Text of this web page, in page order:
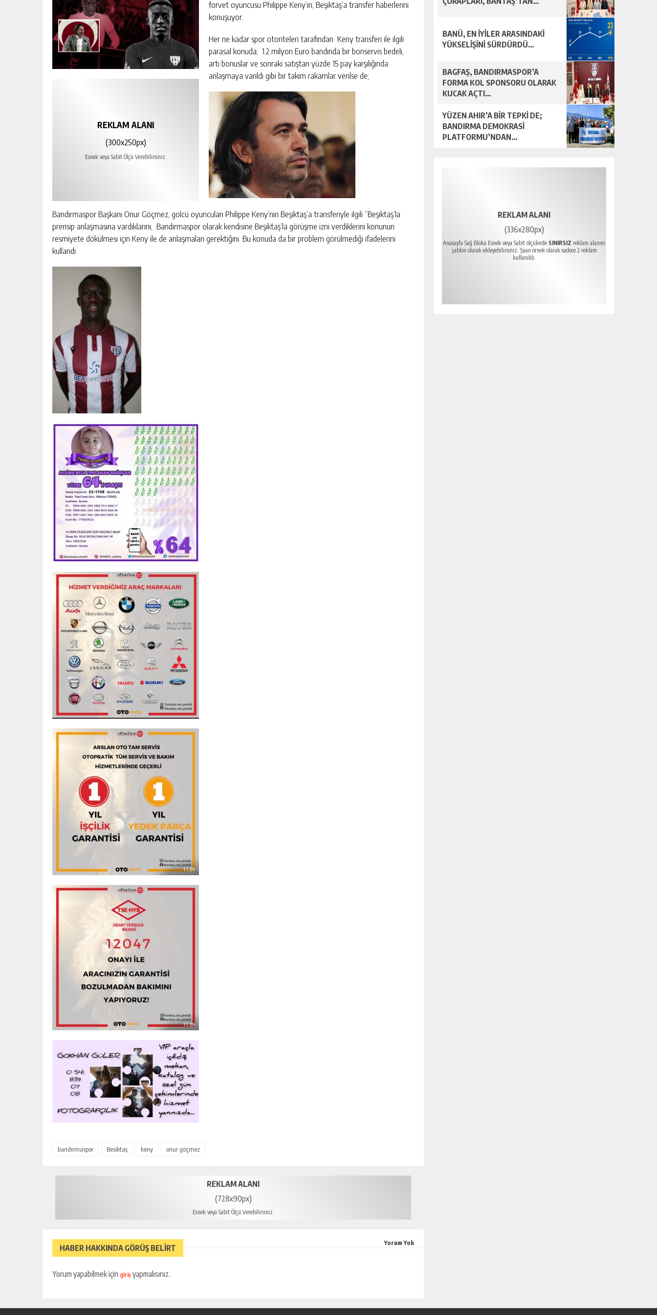
REKLAM ALANI
(300x250px)
Esnek veya Sabit Ölçü Verebilirsiniz.
forvet oyuncusu Philippe Keny’in, Beşiktaş’a transfer haberlerini
konuşuyor.
Her ne kadar spor otoriteleri tarafından Keny transferi ile ilgili
parasal konuda; 1.2 milyon Euro bandında bir bonservis bedeli,
artı bonuslar ve sonraki satıştan yüzde 15 pay karşılığında
anlaşmaya varıldı gibi bir takım rakamlar verilse de;
Bandırmaspor Başkanı Onur Göçmez, golcü oyuncuları Philippe Keny’nin Beşiktaş’a transferiyle ilgili “Beşiktaş’la
prensip anlaşmasına vardıklarını, Bandırmaspor olarak kendisine Beşiktaş’la görüşme izni verdiklerini konunun
resmiyete dökülmesi için Keny ile de anlaşmaları gerektiğini. Bu konuda da bir problem görülmediği ifadelerini
kullandı.
bandırmaspor Besiktaş keny onur göçmez
REKLAM ALANI
(728x90px)
Esnek veya Sabit Ölçü Verebilirsiniz.
HABER HAKKINDA GÖRÜŞ BELİRT
Yorum Yok
Yorum yapabilmek için giriş yapmalısınız.
BANÜ, EN İYİLER ARASINDAKİ
YÜKSELİŞİNİ SÜRDÜRDÜ…
BAGFAŞ, BANDIRMASPOR’A
FORMA KOL SPONSORU OLARAK
KUCAK AÇTI…
YÜZEN AHIR’A BİR TEPKİ DE;
BANDIRMA DEMOKRASİ
PLATFORMU’NDAN…
REKLAM ALANI
(336x280px)
Anasayfa Sağ Bloka Esnek veya Sabit ölçülerde SINIRSIZ reklam alanını
şablon olarak ekleyebilirsiniz. Şuan örnek olarak sadece 2 reklam
kullanıldı.